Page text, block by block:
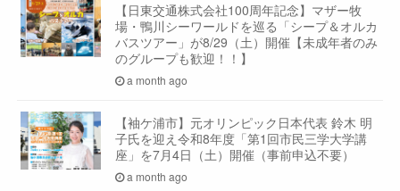
【日東交通株式会社100周年記念】マザー牧
場・鴨川シーワールドを巡る「シープ＆オルカ
バスツアー」が8/29（土）開催【未成年者のみ
のグループも歓迎！！】
a month ago
【袖ケ浦市】元オリンピック日本代表 鈴木 明
子氏を迎え令和8年度「第1回市民三学大学講
座」を7月4日（土）開催（事前申込不要）
a month ago